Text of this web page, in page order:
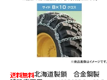
北海道製鎖 合金鋼製